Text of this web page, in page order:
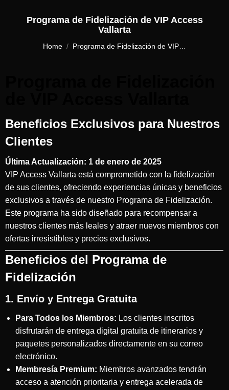
Programa de Fidelización de VIP Access
Vallarta
Home Programa de Fidelización de VIP…
Beneficios Exclusivos para Nuestros
Clientes
Última Actualización: 1 de enero de 2025
VIP Access Vallarta está comprometido con la fidelización
de sus clientes, ofreciendo experiencias únicas y beneficios
exclusivos a través de nuestro Programa de Fidelización.
Este programa ha sido diseñado para recompensar a
nuestros clientes más leales y atraer nuevos miembros con
ofertas irresistibles y precios exclusivos.
Beneficios del Programa de
Fidelización
1. Envío y Entrega Gratuita
Para Todos los Miembros: Los clientes inscritos
disfrutarán de entrega digital gratuita de itinerarios y
paquetes personalizados directamente en su correo
electrónico.
Membresía Premium: Miembros avanzados tendrán
acceso a atención prioritaria y entrega acelerada de